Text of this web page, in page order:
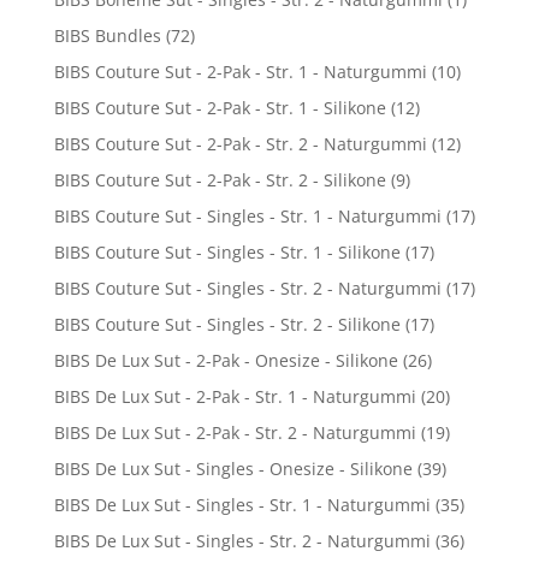
BIBS Bundles (72)
BIBS Couture Sut - 2-Pak - Str. 1 - Naturgummi (10)
BIBS Couture Sut - 2-Pak - Str. 1 - Silikone (12)
BIBS Couture Sut - 2-Pak - Str. 2 - Naturgummi (12)
BIBS Couture Sut - 2-Pak - Str. 2 - Silikone (9)
BIBS Couture Sut - Singles - Str. 1 - Naturgummi (17)
BIBS Couture Sut - Singles - Str. 1 - Silikone (17)
BIBS Couture Sut - Singles - Str. 2 - Naturgummi (17)
BIBS Couture Sut - Singles - Str. 2 - Silikone (17)
BIBS De Lux Sut - 2-Pak - Onesize - Silikone (26)
BIBS De Lux Sut - 2-Pak - Str. 1 - Naturgummi (20)
BIBS De Lux Sut - 2-Pak - Str. 2 - Naturgummi (19)
BIBS De Lux Sut - Singles - Onesize - Silikone (39)
BIBS De Lux Sut - Singles - Str. 1 - Naturgummi (35)
BIBS De Lux Sut - Singles - Str. 2 - Naturgummi (36)